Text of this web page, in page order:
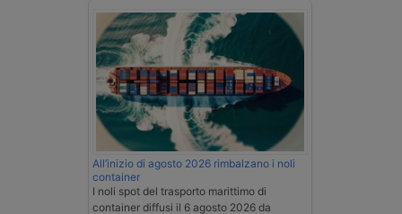
All’inizio di agosto 2026 rimbalzano i noli
container
I noli spot del trasporto marittimo di
container diffusi il 6 agosto 2026 da